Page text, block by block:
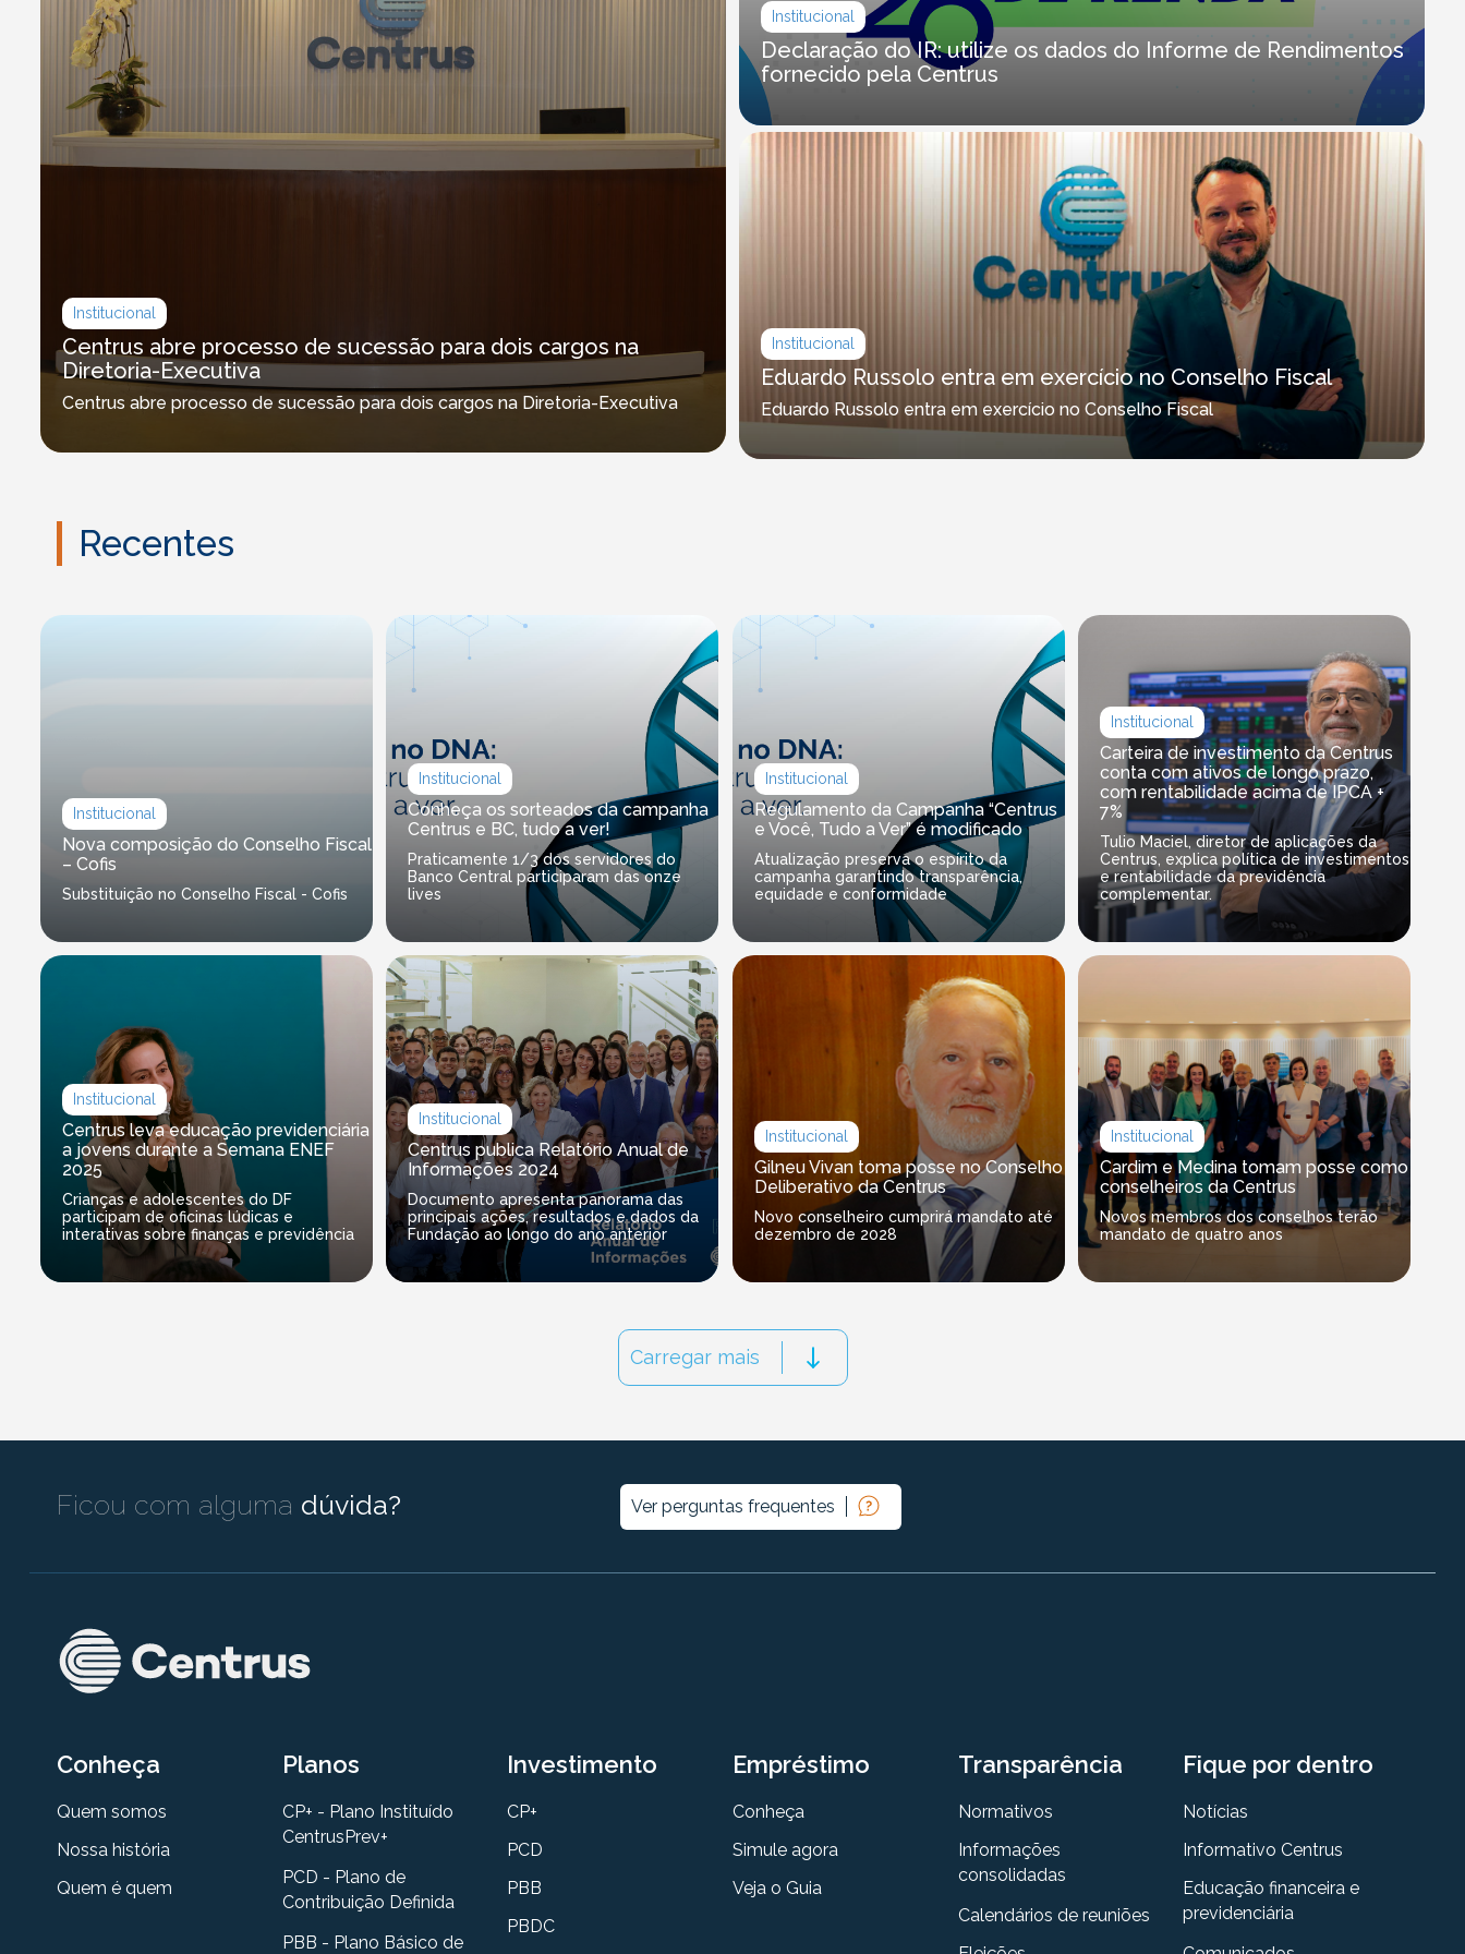
Institucional
Centrus abre processo de sucessão para dois cargos na
Diretoria-Executiva
Centrus abre processo de sucessão para dois cargos na Diretoria-Executiva
Institucional
Declaração do IR: utilize os dados do Informe de Rendimentos
fornecido pela Centrus
Institucional
Eduardo Russolo entra em exercício no Conselho Fiscal
Eduardo Russolo entra em exercício no Conselho Fiscal
Recentes
Institucional
Nova composição do Conselho Fiscal
– Cofis
Substituição no Conselho Fiscal - Cofis
Institucional
Conheça os sorteados da campanha
Centrus e BC, tudo a ver!
Praticamente 1/3 dos servidores do
Banco Central participaram das onze
lives
Institucional
Regulamento da Campanha “Centrus
e Você, Tudo a Ver” é modificado
Atualização preserva o espírito da
campanha garantindo transparência,
equidade e conformidade
Institucional
Carteira de investimento da Centrus
conta com ativos de longo prazo,
com rentabilidade acima de IPCA +
7%
Tulio Maciel, diretor de aplicações da
Centrus, explica política de investimentos
e rentabilidade da previdência
complementar.
Institucional
Centrus leva educação previdenciária
a jovens durante a Semana ENEF
2025
Crianças e adolescentes do DF
participam de oficinas lúdicas e
interativas sobre finanças e previdência
Institucional
Centrus publica Relatório Anual de
Informações 2024
Documento apresenta panorama das
principais ações, resultados e dados da
Fundação ao longo do ano anterior
Institucional
Gilneu Vivan toma posse no Conselho
Deliberativo da Centrus
Novo conselheiro cumprirá mandato até
dezembro de 2028
Institucional
Cardim e Medina tomam posse como
conselheiros da Centrus
Novos membros dos conselhos terão
mandato de quatro anos
Carregar mais
Ficou com alguma dúvida? Ver perguntas frequentes
Conheça
Quem somos
Nossa história
Quem é quem
Planos
CP+ - Plano Instituído
CentrusPrev+
PCD - Plano de
Contribuição Definida
PBB - Plano Básico de
Investimento
CP+
PCD
PBB
PBDC
Empréstimo
Conheça
Simule agora
Veja o Guia
Transparência
Normativos
Informações
consolidadas
Calendários de reuniões
Fique por dentro
Notícias
Informativo Centrus
Educação financeira e
previdenciária